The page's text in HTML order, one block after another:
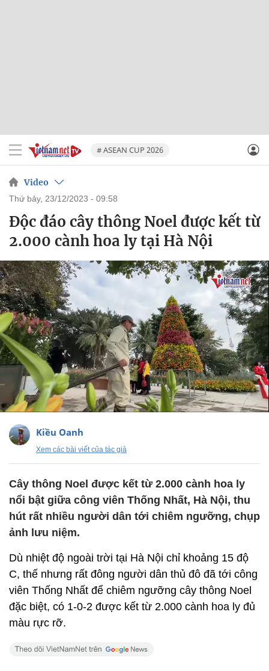
# ASEAN CUP 2026
Video
thứ bảy, 23/12/2023 - 09:58
Độc đáo cây thông Noel được kết từ
2.000 cành hoa ly tại Hà Nội
Kiều Oanh
Xem các bài viết của tác giả
Cây thông Noel được kết từ 2.000 cành hoa ly
nổi bật giữa công viên Thống Nhất, Hà Nội, thu
hút rất nhiều người dân tới chiêm ngưỡng, chụp
ảnh lưu niệm.
Dù nhiệt độ ngoài trời tại Hà Nội chỉ khoảng 15 độ
C, thế nhưng rất đông người dân thủ đô đã tới công
viên Thống Nhất để chiêm ngưỡng cây thông Noel
đặc biệt, có 1-0-2 được kết từ 2.000 cành hoa ly đủ
màu rực rỡ.